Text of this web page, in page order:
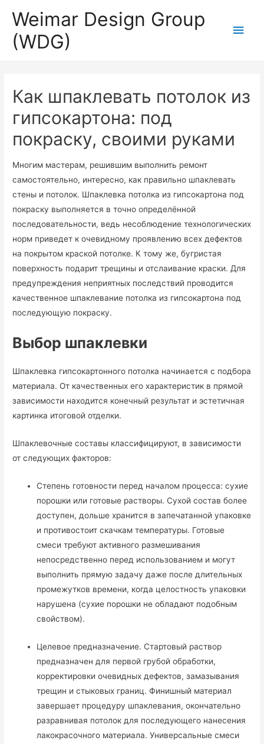
Weimar Design Group
(WDG)
Как шпаклевать потолок из
гипсокартона: под
покраску, своими руками
Многим мастерам, решившим выполнить ремонт
самостоятельно, интересно, как правильно шпаклевать
стены и потолок. Шпаклевка потолка из гипсокартона под
покраску выполняется в точно определённой
последовательности, ведь несоблюдение технологических
норм приведет к очевидному проявлению всех дефектов
на покрытом краской потолке. К тому же, бугристая
поверхность подарит трещины и отслаивание краски. Для
предупреждения неприятных последствий проводится
качественное шпаклевание потолка из гипсокартона под
последующую покраску.
Выбор шпаклевки
Шпаклевка гипсокартонного потолка начинается с подбора
материала. От качественных его характеристик в прямой
зависимости находится конечный результат и эстетичная
картинка итоговой отделки.
Шпаклевочные составы классифицируют, в зависимости
от следующих факторов:
Степень готовности перед началом процесса: сухие
порошки или готовые растворы. Сухой состав более
доступен, дольше хранится в запечатанной упаковке
и противостоит скачкам температуры. Готовые
смеси требуют активного размешивания
непосредственно перед использованием и могут
выполнить прямую задачу даже после длительных
промежутков времени, когда целостность упаковки
нарушена (сухие порошки не обладают подобным
свойством).
Целевое предназначение. Стартовый раствор
предназначен для первой грубой обработки,
корректировки очевидных дефектов, замазывания
трещин и стыковых границ. Финишный материал
завершает процедуру шпаклевания, окончательно
разравнивая потолок для последующего нанесения
лакокрасочного материала. Универсальные смеси
Для любых предложений по